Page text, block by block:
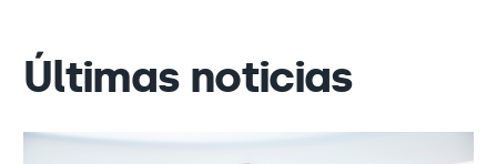
Últimas noticias